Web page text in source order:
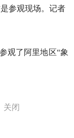
参观现场。记者
观了阿里地区“象
关闭